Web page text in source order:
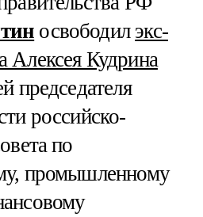
освободил экс-
Алексея Кудрина
председателя
российско-
по
промышленному